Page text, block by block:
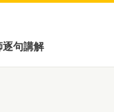
逐句講解